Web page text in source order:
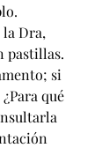
Dra,
pastillas.
si
qué